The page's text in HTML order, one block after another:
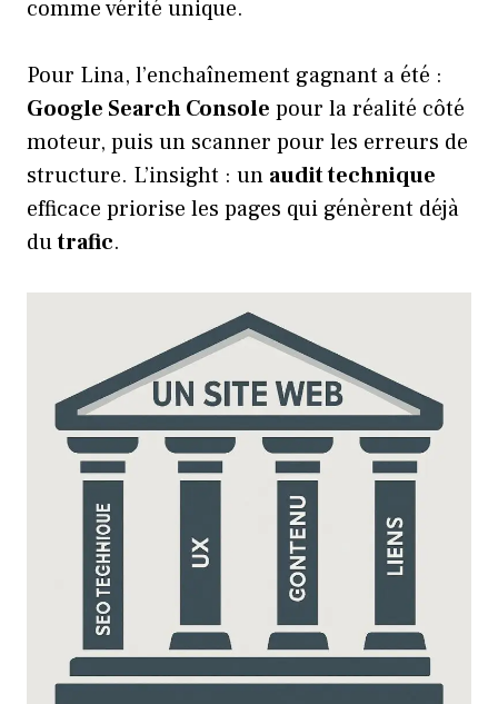
comme vérité unique.
Pour Lina, l’enchaînement gagnant a été :
Google Search Console pour la réalité côté
moteur, puis un scanner pour les erreurs de
structure. L’insight : un audit technique
efficace priorise les pages qui génèrent déjà
dutrafic.